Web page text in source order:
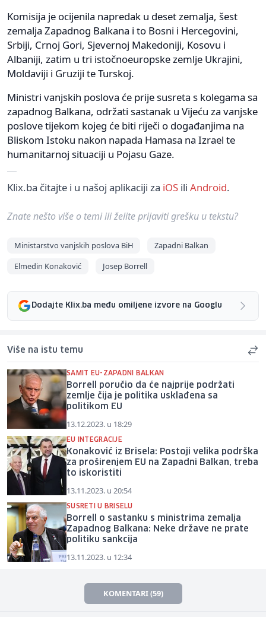
Komisija je ocijenila napredak u deset zemalja, šest
zemalja Zapadnog Balkana i to Bosni i Hercegovini,
Srbiji, Crnoj Gori, Sjevernoj Makedoniji, Kosovu i
Albaniji, zatim u tri istočnoeuropske zemlje Ukrajini,
Moldaviji i Gruziji te Turskoj.
Ministri vanjskih poslova će prije susreta s kolegama sa
zapadnog Balkana, održati sastanak u Vijeću za vanjske
poslove tijekom kojeg će biti riječi o događanjima na
Bliskom Istoku nakon napada Hamasa na Izrael te
humanitarnoj situaciji u Pojasu Gaze.
Klix.ba čitajte i u našoj aplikaciji za iOS ili Android.
Znate nešto više o temi ili želite prijaviti grešku u tekstu?
Ministarstvo vanjskih poslova BiH
Zapadni Balkan
Elmedin Konaković
Josep Borrell
Dodajte Klix.ba među omiljene izvore na Googlu
Više na istu temu
SAMIT EU-ZAPADNI BALKAN
Borrell poručio da će najprije podržati
zemlje čija je politika usklađena sa
politikom EU
13.12.2023. u 18:29
EU INTEGRACIJE
Konaković iz Brisela: Postoji velika podrška
za proširenjem EU na Zapadni Balkan, treba
to iskoristiti
13.11.2023. u 20:54
SUSRETI U BRISELU
Borrell o sastanku s ministrima zemalja
Zapadnog Balkana: Neke države ne prate
politiku sankcija
13.11.2023. u 12:34
KOMENTARI (59)